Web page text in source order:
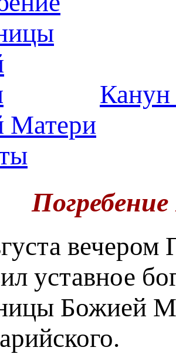
Канун
Матери
уставное
Божией